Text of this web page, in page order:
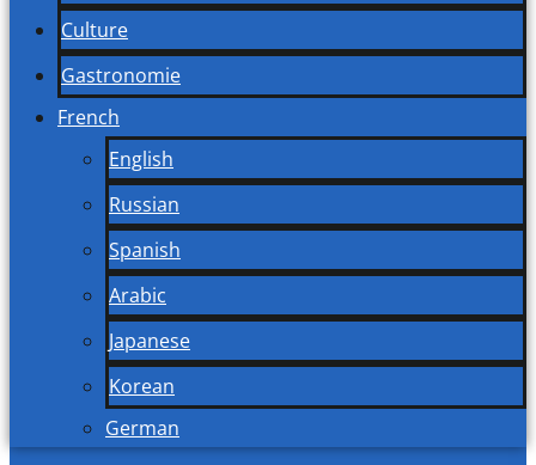
Culture
Gastronomie
French
English
Russian
Spanish
Arabic
Japanese
Korean
German